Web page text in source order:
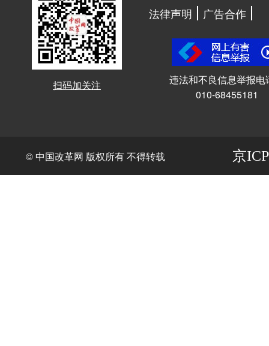
扫码加关注
法律声明
广告合作
违法和不良信息举报电
010-68455181
© 中国改革网 版权所有 不得转载 京